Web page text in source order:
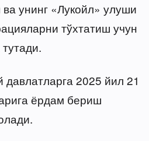
унинг «Лукойл» улуши
тўхтатиш учун
2025 йил 21
ёрдам бериш